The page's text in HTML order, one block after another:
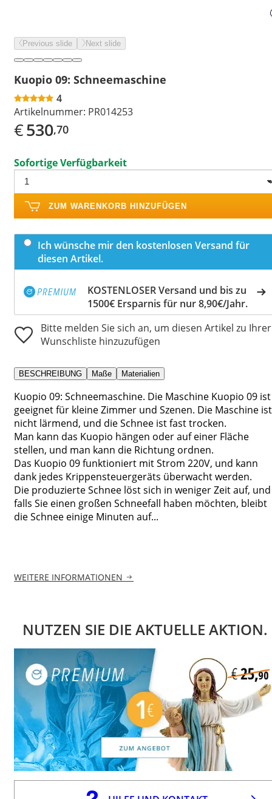
Previous slide Next slide
Kuopio 09: Schneemaschine
4
Artikelnummer: PR014253
€530,70
Sofortige Verfügbarkeit
ZUM WARENKORB HINZUFÜGEN
Ich wünsche mir den kostenlosen Versand für
diesen Artikel.
KOSTENLOSER Versand und bis zu
1500€ Ersparnis für nur 8,90€/Jahr.
Bitte melden Sie sich an, um diesen Artikel zu Ihrer
Wunschliste hinzuzufügen
BESCHREIBUNG Maße Materialien
Kuopio 09: Schneemaschine. Die Maschine Kuopio 09 ist
geeignet für kleine Zimmer und Szenen. Die Maschine ist
nicht lärmend, und die Schnee ist fast trocken.
Man kann das Kuopio hängen oder auf einer Fläche
stellen, und man kann die Richtung ordnen.
Das Kuopio 09 funktioniert mit Strom 220V, und kann
dank jedes Krippensteuergeräts überwacht werden.
Die produzierte Schnee löst sich in weniger Zeit auf, und
falls Sie einen großen Schneefall haben möchten, bleibt
die Schnee einige Minuten auf...
WEITERE INFORMATIONEN
NUTZEN SIE DIE AKTUELLE AKTION.